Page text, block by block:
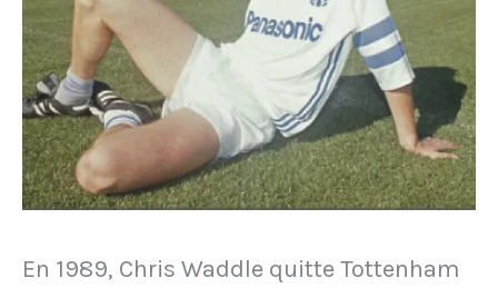
à
Bollaert
En 1989, Chris Waddle quitte Tottenham